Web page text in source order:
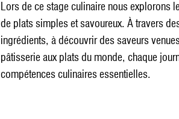
Lors de ce stage culinaire nous
de plats simples et savoureux. À travers
ingrédients, à découvrir des saveurs
pâtisserie aux plats du monde, chaque
compétences culinaires essentielles.